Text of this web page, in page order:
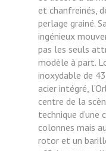
et chanfreinés,
perlage grainé.
ingénieux
pas les seuls
modèle à part.
inoxydable de
acier intégré,
centre de la
technique
colonnes mais
rotor et un